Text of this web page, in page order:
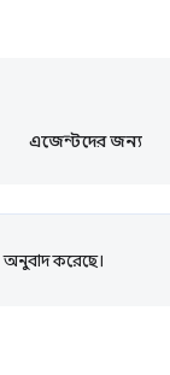
এজেন্টদের জন্য
অনুবাদ করেছে।